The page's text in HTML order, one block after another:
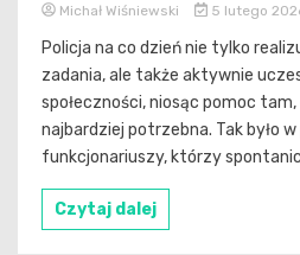
Michał Wiśniewski 5 lutego
Policja na co dzień nie tylko
zadania, ale także aktywnie
społeczności, niosąc pomoc
najbardziej potrzebna. Tak było
funkcjonariuszy, którzy
Czytaj dalej